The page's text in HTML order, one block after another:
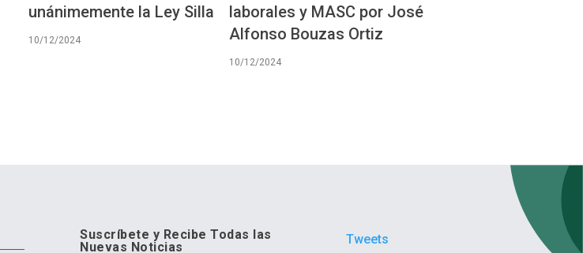
unánimemente la Ley Silla
10/12/2024
laborales y MASC por José
Alfonso Bouzas Ortiz
10/12/2024
Suscríbete y Recibe Todas las
Nuevas Noticias
Tweets